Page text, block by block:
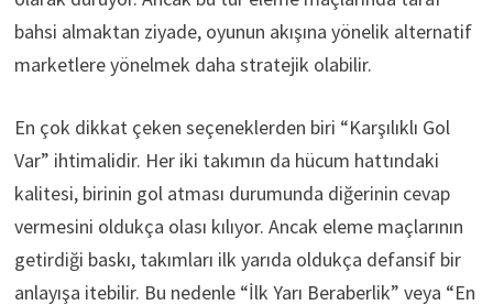
bahsi almaktan ziyade, oyunun akışına yönelik alternatif
marketlere yönelmek daha stratejik olabilir.
En çok dikkat çeken seçeneklerden biri “Karşılıklı Gol
Var” ihtimalidir. Her iki takımın da hücum hattındaki
kalitesi, birinin gol atması durumunda diğerinin cevap
vermesini oldukça olası kılıyor. Ancak eleme maçlarının
getirdiği baskı, takımları ilk yarıda oldukça defansif bir
anlayışa itebilir. Bu nedenle “İlk Yarı Beraberlik” veya “En